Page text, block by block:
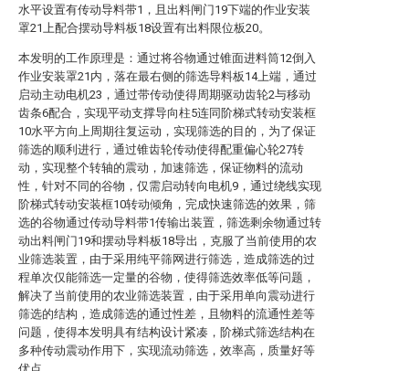
水平设置有传动导料带1，且出料闸门19下端的作业安装
罩21上配合摆动导料板18设置有出料限位板20。
本发明的工作原理是：通过将谷物通过锥面进料筒12倒入
作业安装罩21内，落在最右侧的筛选导料板14上端，通过
启动主动电机23，通过带传动使得周期驱动齿轮2与移动
齿条6配合，实现平动支撑导向柱5连同阶梯式转动安装框
10水平方向上周期往复运动，实现筛选的目的，为了保证
筛选的顺利进行，通过锥齿轮传动使得配重偏心轮27转
动，实现整个转轴的震动，加速筛选，保证物料的流动
性，针对不同的谷物，仅需启动转向电机9，通过绕线实现
阶梯式转动安装框10转动倾角，完成快速筛选的效果，筛
选的谷物通过传动导料带1传输出装置，筛选剩余物通过转
动出料闸门19和摆动导料板18导出，克服了当前使用的农
业筛选装置，由于采用纯平筛网进行筛选，造成筛选的过
程单次仅能筛选一定量的谷物，使得筛选效率低等问题，
解决了当前使用的农业筛选装置，由于采用单向震动进行
筛选的结构，造成筛选的通过性差，且物料的流通性差等
问题，使得本发明具有结构设计紧凑，阶梯式筛选结构在
多种传动震动作用下，实现流动筛选，效率高，质量好等